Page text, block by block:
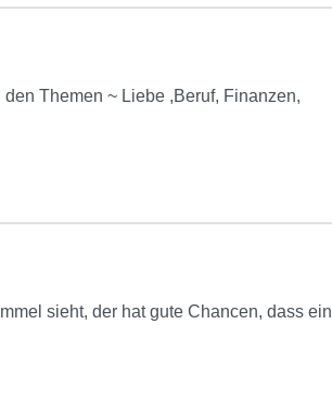
Themen ~ Liebe ,Beruf, Finanzen,
sieht, der hat gute Chancen, dass ein